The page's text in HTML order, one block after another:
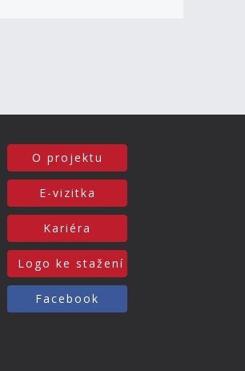
O projektu
E-vizitka
Kariéra
Logo ke stažení
Facebook